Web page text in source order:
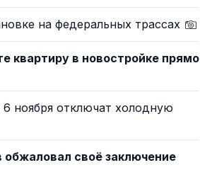
на федеральных трассах
квартиру в новостройке прямо
ноября отключат холодную
своё заключение